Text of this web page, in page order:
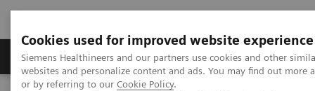
Cookies used for improved website experience
Siemens Healthineers and our partners use cookies and other
websites and personalize content and ads. You may find out
or by referring to our Cookie Policy.
Produits & Services À propos de